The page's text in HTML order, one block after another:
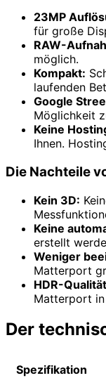
23MP
für große
RAW-
möglich.
Kompakt:
laufenden
Google
Möglichkeit
Keine
Ihnen.
Die Nachteile
Kein 3D:
Keine
erstellt
Weniger
Matterport
HDR-
Matterport in
Der
Spezifikation